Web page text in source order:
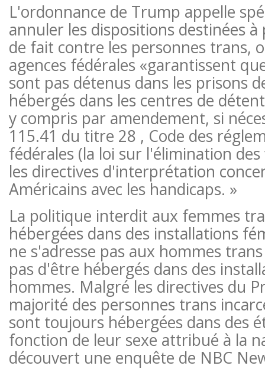
L'ordonnance de Trump appelle
annuler les dispositions destinées à
de fait contre les personnes trans,
agences fédérales «garantissent
sont pas détenus dans les prisons
hébergés dans les centres de
y compris par amendement, si
115.41 du titre 28 , Code des
fédérales (la loi sur l'élimination
les directives d'interprétation
Américains avec les handicaps. »
La politique interdit aux femmes
hébergées dans des installations
ne s'adresse pas aux hommes
pas d'être hébergés dans des
hommes. Malgré les directives du
majorité des personnes trans
sont toujours hébergées dans des
fonction de leur sexe attribué à la
découvert une enquête de NBC